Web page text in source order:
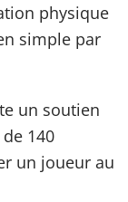
physique
simple par
un soutien
140
un joueur au